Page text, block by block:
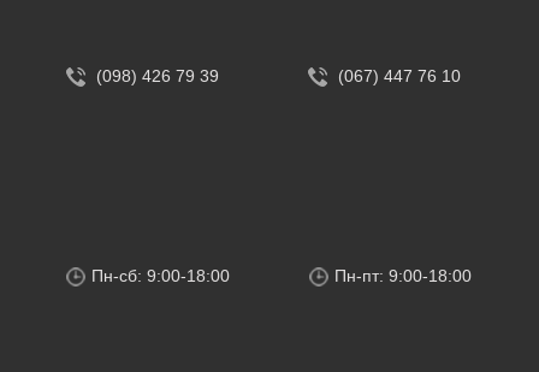
(098) 426 79 39
Пн-сб: 9:00-18:00
(067) 447 76 10
Пн-пт: 9:00-18:00